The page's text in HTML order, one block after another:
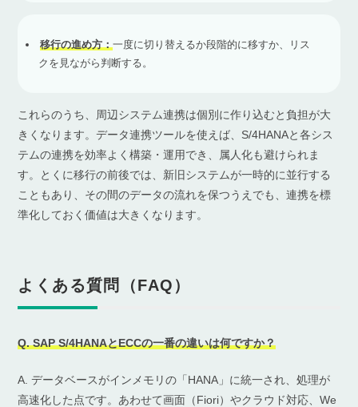
移行の進め方：一度に切り替えるか段階的に移すか、リス
クを見ながら判断する。
これらのうち、周辺システム連携は個別に作り込むと負担が大
きくなります。データ連携ツールを使えば、S/4HANAと各シス
テムの連携を効率よく構築・運用でき、属人化も避けられま
す。とくに移行の前後では、新旧システムが一時的に並行する
こともあり、その間のデータの流れを保つうえでも、連携を標
準化しておく価値は大きくなります。
よくある質問（FAQ）
Q. SAP S/4HANAとECCの一番の違いは何ですか？
A. データベースがインメモリの「HANA」に統一され、処理が
高速化した点です。あわせて画面（Fiori）やクラウド対応、We